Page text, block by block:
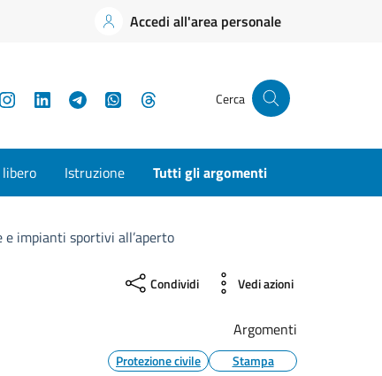
Accedi all'area personale
InstagramLinkedInTelegramWhatsApp Cerca
libero Istruzione Tutti gli argomenti
e impianti sportivi all’aperto
Condividi Vedi azioni
Argomenti
Protezione civile Stampa